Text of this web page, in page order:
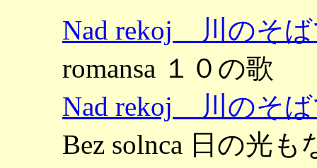
Nad rekoj 川のそ
romansa １０の歌
Nad rekoj 川のそ
Bez solnca 日の光も